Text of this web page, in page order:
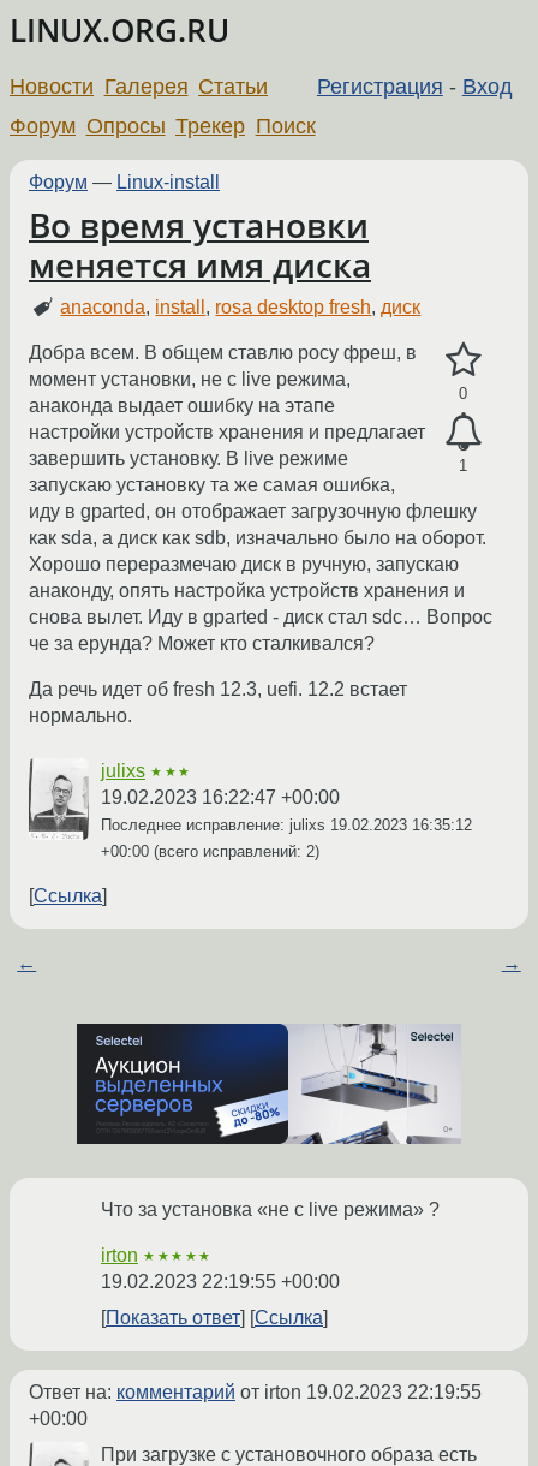
LINUX.ORG.RU
Регистрация - Вход
Новости Галерея Статьи
Форум Опросы Трекер Поиск
Форум — Linux-install
Во время установки
меняется имя диска
anaconda, install , rosa desktop fresh,диск
0
1
Добра всем. В общем ставлю росу фреш, в
момент установки, не с live режима,
анаконда выдает ошибку на этапе
настройки устройств хранения и предлагает
завершить установку. В live режиме
запускаю установку та же самая ошибка,
иду в gparted, он отображает загрузочную флешку
как sda, а диск как sdb, изначально было на оборот.
Хорошо переразмечаю диск в ручную, запускаю
анаконду, опять настройка устройств хранения и
снова вылет. Иду в gparted - диск стал sdc… Вопрос
че за ерунда? Может кто сталкивался?
Да речь идет об fresh 12.3, uefi. 12.2 встает
нормально.
julixs ★★★
19.02.2023 16:22:47 +00:00
Последнее исправление: julixs 19.02.2023 16:35:12
+00:00 (всего исправлений: 2)
Ссылка
← →
Что за установка «не с live режима» ?
irton ★★★★★
19.02.2023 22:19:55 +00:00
Показать ответ
Ссылка
Ответ на: комментарий от irton 19.02.2023 22:19:55
+00:00
При загрузке с установочного образа есть